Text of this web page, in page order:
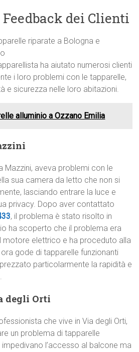
dei Clienti
riparate a Bologna e
ha aiutato numerosi clienti
i loro problemi con le tapparelle,
e sicurezza nelle loro abitazioni.
alluminio a Ozzano Emilia
Mazzini, aveva problemi con le
sua camera da letto che non si
lasciando entrare la luce e
privacy. Dopo aver contattato
, il problema è stato risolto in
ha scoperto che il problema era
motore elettrico e ha proceduto alla
gode di tapparelle funzionanti
particolarmente la rapidità e
degli Orti
che vive in Via degli Orti,
un problema di tapparelle
l’accesso al balcone ma